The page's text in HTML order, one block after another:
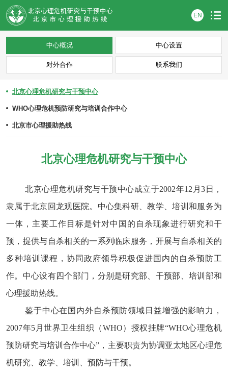
EN
中心概况 中心设置
对外合作 联系我们
北京心理危机研究与干预中心
WHO心理危机预防研究与培训合作中心
北京市心理援助热线
北京心理危机研究与干预中心
北京心理危机研究与干预中心成立于2002年12月3日，
隶属于北京回龙观医院。中心集科研、教学、培训和服务为
一体，主要工作目标是针对中国的自杀现象进行研究和干
预，提供与自杀相关的一系列临床服务，开展与自杀相关的
多种培训课程，协同政府领导积极促进国内的自杀预防工
作。中心设有四个部门，分别是研究部、干预部、培训部和
心理援助热线。
鉴于中心在国内外自杀预防领域日益增强的影响力，
2007年5月世界卫生组织（WHO）授权挂牌“WHO心理危机
预防研究与培训合作中心”，主要职责为协调亚太地区心理危
机研究、教学、培训、预防与干预。